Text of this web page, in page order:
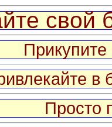
свой
в
Просто